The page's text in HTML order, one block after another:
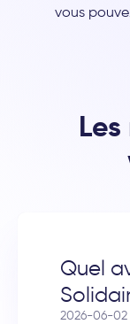
vous
Quel
2026-06-02